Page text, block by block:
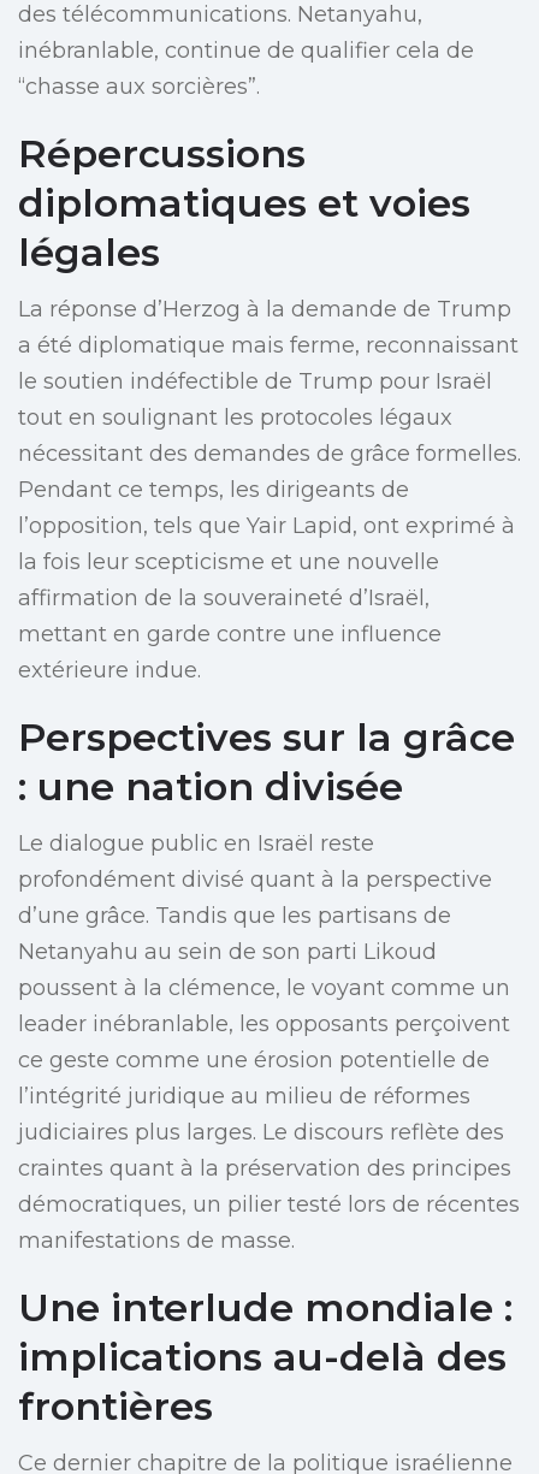
des télécommunications. Netanyahu,
inébranlable, continue de qualifier cela de
“chasse aux sorcières”.
Répercussions
diplomatiques et voies
légales
La réponse d’Herzog à la demande de Trump
a été diplomatique mais ferme, reconnaissant
le soutien indéfectible de Trump pour Israël
tout en soulignant les protocoles légaux
nécessitant des demandes de grâce formelles.
Pendant ce temps, les dirigeants de
l’opposition, tels que Yair Lapid, ont exprimé à
la fois leur scepticisme et une nouvelle
affirmation de la souveraineté d’Israël,
mettant en garde contre une influence
extérieure indue.
Perspectives sur la grâce
: une nation divisée
Le dialogue public en Israël reste
profondément divisé quant à la perspective
d’une grâce. Tandis que les partisans de
Netanyahu au sein de son parti Likoud
poussent à la clémence, le voyant comme un
leader inébranlable, les opposants perçoivent
ce geste comme une érosion potentielle de
l’intégrité juridique au milieu de réformes
judiciaires plus larges. Le discours reflète des
craintes quant à la préservation des principes
démocratiques, un pilier testé lors de récentes
manifestations de masse.
Une interlude mondiale :
implications au-delà des
frontières
Ce dernier chapitre de la politique israélienne